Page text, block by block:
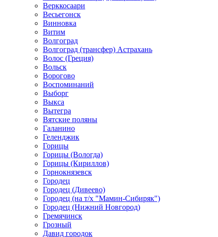
Верккосаари
Весьегонск
Винновка
Витим
Волгоград
Волгоград (трансфер) Астрахань
Волос (Греция)
Вольск
Ворогово
Воспоминаний
Выборг
Выкса
Вытегра
Вятские поляны
Галанино
Геленджик
Горицы
Горицы (Вологда)
Горицы (Кириллов)
Горнокнязевск
Городец
Городец (Дивеево)
Городец (на т/х "Мамин-Сибиряк")
Городец (Нижний Новгород)
Гремячинск
Грозный
Давид городок